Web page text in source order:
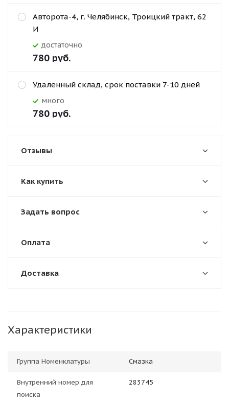
Авторота-4, г. Челябинск, Троицкий тракт, 62
И
Достаточно
780 руб.
Удаленный склад, срок поставки 7-10 дней
Много
780 руб.
Отзывы
Как купить
Задать вопрос
Оплата
Доставка
Характеристики
Группа Номенклатуры Смазка
Внутренний номер для
поиска
283745